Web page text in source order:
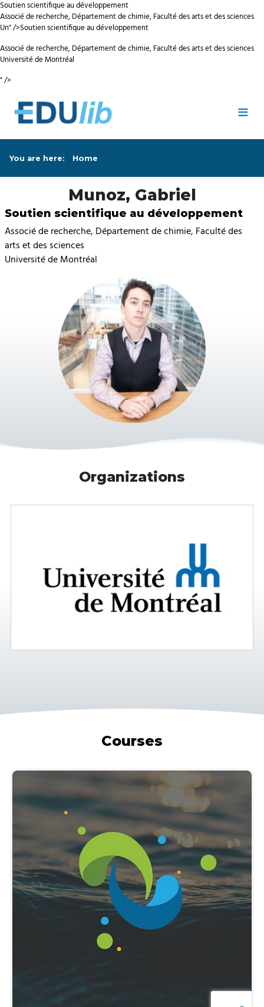
Soutien scientifique au développement
Associé de recherche, Département de chimie, Faculté des arts et des sciences
Un" />Soutien scientifique au développement
Associé de recherche, Département de chimie, Faculté des arts et des sciences
Université de Montréal
" />
≡
You are here: Home
Munoz, Gabriel
Soutien scientifique au développement
Associé de recherche, Département de chimie, Faculté des
arts et des sciences
Université de Montréal
Organizations
Courses